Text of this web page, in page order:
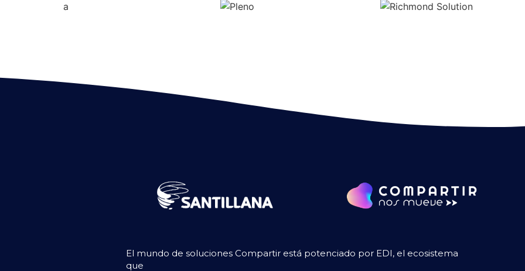
El mundo de soluciones Compartir está potenciado por EDI, el ecosistema
que